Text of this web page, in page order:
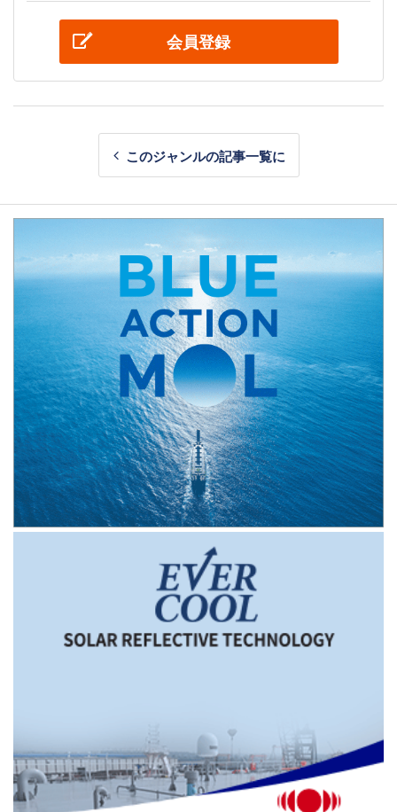
会員登録
このジャンルの記事一覧に